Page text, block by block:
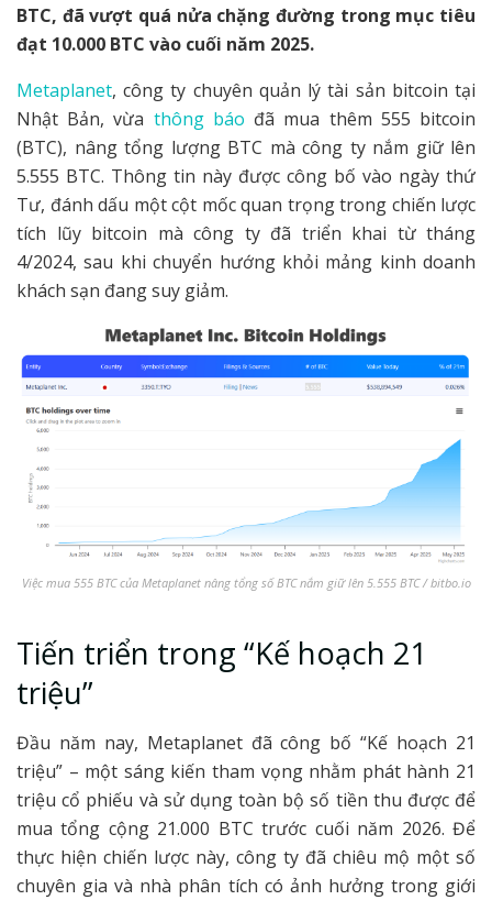
BTC, đã vượt quá nửa chặng đường trong mục tiêu
đạt 10.000 BTC vào cuối năm 2025.
Metaplanet, công ty chuyên quản lý tài sản bitcoin tại
Nhật Bản, vừa thông báo đã mua thêm 555 bitcoin
(BTC), nâng tổng lượng BTC mà công ty nắm giữ lên
5.555 BTC. Thông tin này được công bố vào ngày thứ
Tư, đánh dấu một cột mốc quan trọng trong chiến lược
tích lũy bitcoin mà công ty đã triển khai từ tháng
4/2024, sau khi chuyển hướng khỏi mảng kinh doanh
khách sạn đang suy giảm.
Việc mua 555 BTC của Metaplanet nâng tổng số BTC nắm giữ lên 5.555 BTC / bitbo.io
Tiến triển trong “Kế hoạch 21
triệu”
Đầu năm nay, Metaplanet đã công bố “Kế hoạch 21
triệu” – một sáng kiến tham vọng nhằm phát hành 21
triệu cổ phiếu và sử dụng toàn bộ số tiền thu được để
mua tổng cộng 21.000 BTC trước cuối năm 2026. Để
thực hiện chiến lược này, công ty đã chiêu mộ một số
chuyên gia và nhà phân tích có ảnh hưởng trong giới